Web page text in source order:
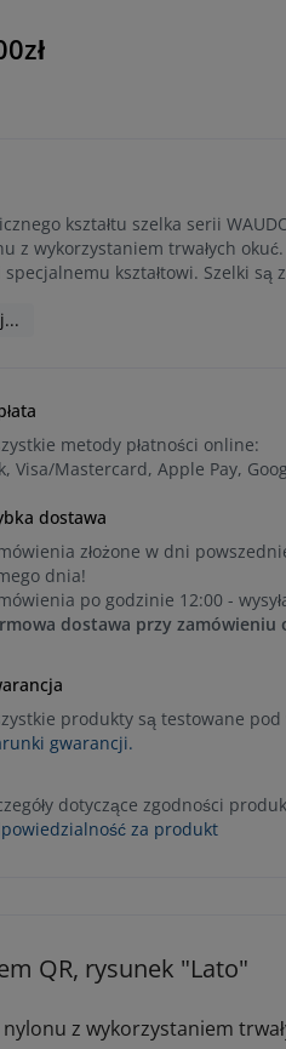
kształtu szelka serii
z wykorzystaniem trwałych
kształtowi. Szelki są
metody płatności online:
Visa/Mastercard, Apple Pay,
dostawa
złożone w dni
dnia!
po godzinie 12:00 -
dostawa przy zamówieniu
produkty są testowane
gwarancji.
dotyczące zgodności
za produkt
QR, rysunek "Lato"
z wykorzystaniem